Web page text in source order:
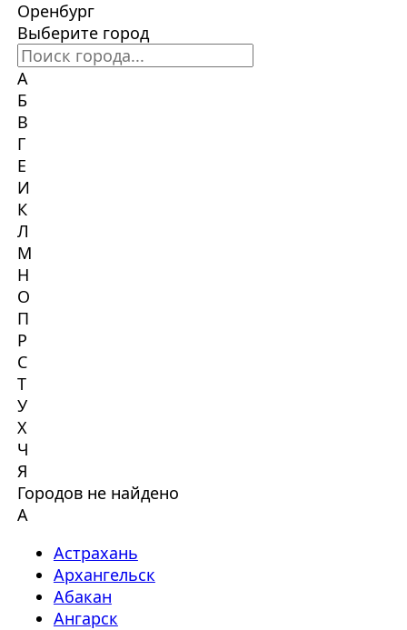
Оренбург
Выберите город
А
Б
В
Г
Е
И
К
Л
М
Н
О
П
Р
С
Т
У
Х
Ч
Я
Городов не найдено
А
Астрахань
Архангельск
Абакан
Ангарск